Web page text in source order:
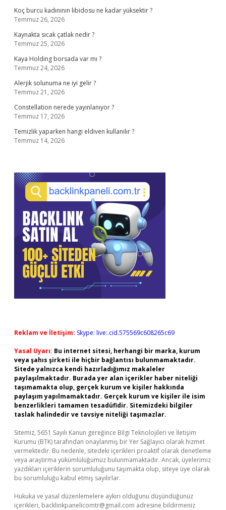
Koç burcu kadınının libidosu ne kadar yüksektir ?
Temmuz 26, 2026
Kaynakta sıcak çatlak nedir ?
Temmuz 25, 2026
Kaya Holding borsada var mı ?
Temmuz 24, 2026
Alerjik solunuma ne iyi gelir ?
Temmuz 21, 2026
Constellation nerede yayınlanıyor ?
Temmuz 17, 2026
Temizlik yaparken hangi eldiven kullanılır ?
Temmuz 14, 2026
Reklam ve İletişim: Skype: live:.cid.575569c608265c69
Yasal Uyarı: Bu internet sitesi, herhangi bir marka, kurum
veya şahıs şirketi ile hiçbir bağlantısı bulunmamaktadır.
Sitede yalnızca kendi hazırladığımız makaleler
paylaşılmaktadır. Burada yer alan içerikler haber niteliği
taşımamakta olup, gerçek kurum ve kişiler hakkında
paylaşım yapılmamaktadır. Gerçek kurum ve kişiler ile isim
benzerlikleri tamamen tesadüfidir. Sitemizdeki bilgiler
taslak halindedir ve tavsiye niteliği taşımazlar.
Sitemiz, 5651 Sayılı Kanun gereğince Bilgi Teknolojileri ve İletişim
Kurumu (BTK) tarafından onaylanmış bir Yer Sağlayıcı olarak hizmet
vermektedir. Bu nedenle, sitedeki içerikleri proaktif olarak denetleme
veya araştırma yükümlülüğümüz bulunmamaktadır. Ancak, üyelerimiz
yazdıkları içeriklerin sorumluluğunu taşımakta olup, siteye üye olarak
bu sorumluluğu kabul etmiş sayılırlar.
Hukuka ve yasal düzenlemelere aykırı olduğunu düşündüğünüz
içerikleri, backlinkpanelicomtr@gmail.com adresine bildirmeniz